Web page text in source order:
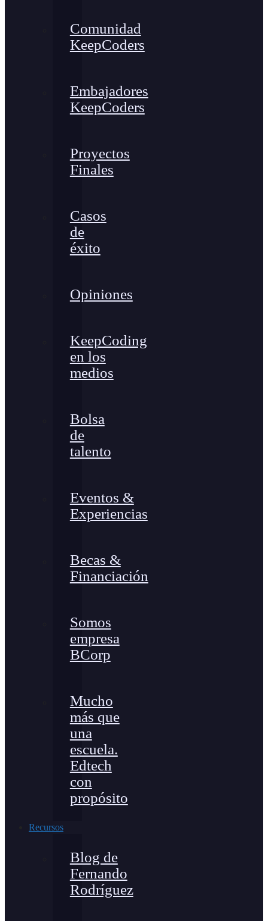
Comunidad
KeepCoders
Embajadores
KeepCoders
Proyectos
Finales
Casos
de
éxito
Opiniones
KeepCoding
en los
medios
Bolsa
de
talento
Eventos &
Experiencias
Becas &
Financiación
Somos
empresa
BCorp
Mucho
más que
una
escuela.
Edtech
con
propósito
Recursos
Blog de
Fernando
Rodríguez